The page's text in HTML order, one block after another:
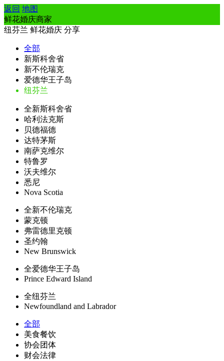
返回 地图
鲜花婚庆商家
纽芬兰 鲜花婚庆 分享
全部
新斯科舍省
新不伦瑞克
爱德华王子岛
纽芬兰
全新斯科舍省
哈利法克斯
贝德福德
达特茅斯
南萨克维尔
特鲁罗
沃夫维尔
悉尼
Nova Scotia
全新不伦瑞克
蒙克顿
弗雷德里克顿
圣约翰
New Brunswick
全爱德华王子岛
Prince Edward Island
全纽芬兰
Newfoundland and Labrador
全部
美食餐饮
协会团体
财会法律